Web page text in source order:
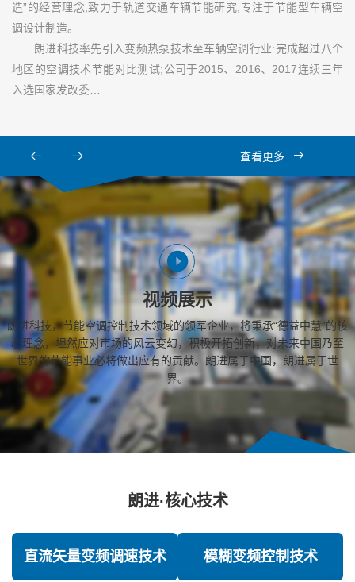
造”的经营理念;致力于轨道交通车辆节能研究;专注于节能型车辆空
调设计制造。
朗进科技率先引入变频热泵技术至车辆空调行业:完成超过八个
地区的空调技术节能对比测试;公司于2015、2016、2017连续三年
入选国家发改委…
查看更多
视频展示
朗进科技，节能空调控制技术领域的领军企业，将秉承“德益中慧”的核
心理念，坦然应对市场的风云变幻，积极开拓创新，对未来中国乃至
世界的节能事业必将做出应有的贡献。朗进属于中国，朗进属于世
界。
朗进·核心技术
直流矢量变频调速技术 模糊变频控制技术